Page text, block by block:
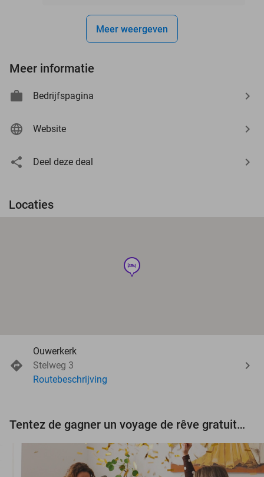
Meer weergeven
Meer informatie
Bedrijfspagina
Website
Deel deze deal
Locaties
hotel
Ouwerkerk
Stelweg 3
Routebeschrijving
Tentez de gagner un voyage de rêve gratuit d'une valeur de 3.000 € !